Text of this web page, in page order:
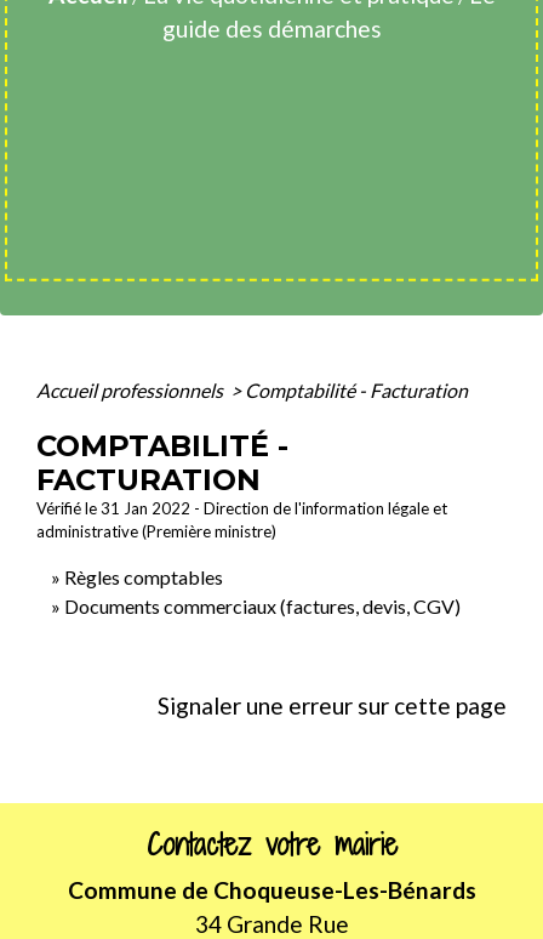
guide des démarches
Accueil professionnels > Comptabilité - Facturation
COMPTABILITÉ -
FACTURATION
Vérifié le 31 Jan 2022 - Direction de l'information légale et
administrative (Première ministre)
Règles comptables
Documents commerciaux (factures, devis, CGV)
Signaler une erreur sur cette page
Contactez votre mairie
Commune de Choqueuse-Les-Bénards
34 Grande Rue